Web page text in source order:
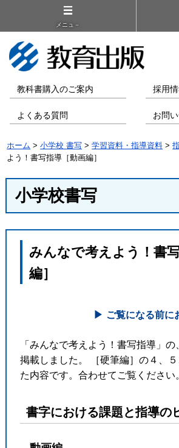
メニュ－
教科書購入のご案内 採用
よくある質問 お問
ホーム >小学校 書写 >学習資料・指導資料 >
よう！書写指導［動画編］
小学校書写
みんなで考えよう！書
編］
ご覧になる前に
●
●
「みんなで考えよう！書写指導」
掲載しました。 ［硬筆編］の４、
た内容です。合わせてご覧ください
書字における課題と指導の